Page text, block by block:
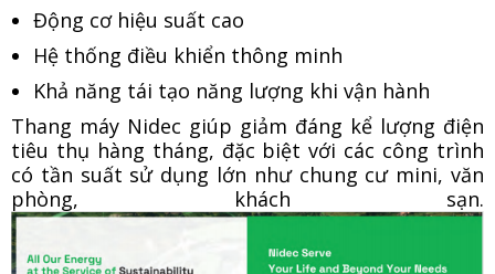
Động cơ hiệu suất cao
Hệ thống điều khiển thông minh
Khả năng tái tạo năng lượng khi vận hành
Thang máy Nidec giúp giảm đáng kể lượng điện
tiêu thụ hàng tháng, đặc biệt với các công trình
có tần suất sử dụng lớn như chung cư mini, văn
phòng, khách sạn.